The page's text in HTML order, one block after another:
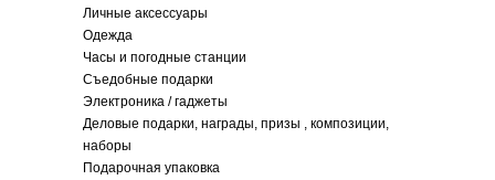
Личные аксессуары
Одежда
Часы и погодные станции
Съедобные подарки
Электроника / гаджеты
Деловые подарки, награды, призы , композиции,
наборы
Подарочная упаковка